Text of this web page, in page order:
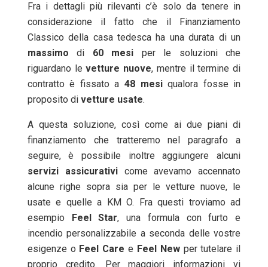
Fra i dettagli più rilevanti c’è solo da tenere in
considerazione il fatto che il Finanziamento
Classico della casa tedesca ha una durata di un
massimo di 60 mesi per le soluzioni che
riguardano levetture nuove, mentre il termine di
contratto è fissato a 48 mesiqualora fosse in
proposito di vetture usate.
A questa soluzione, così come ai due piani di
finanziamento che tratteremo nel paragrafo a
seguire, è possibile inoltre aggiungere alcuni
servizi
assicurativicome avevamo accennato
alcune righe sopra sia per le vetture nuove, le
usate e quelle a KM O. Fra questi troviamo ad
esempio
Feel Star, una formula con furto e
incendio personalizzabile a seconda delle vostre
esigenze o Feel Care e Feel Newper tutelare il
proprio credito. Per maggiori informazioni vi